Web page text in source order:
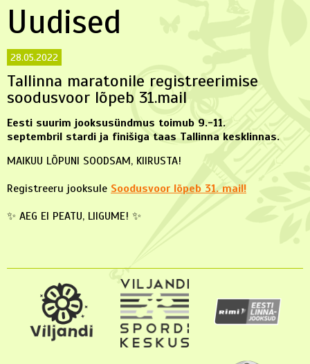
Uudised
28.05.2022
Tallinna maratonile registreerimise
soodusvoor lõpeb 31.mail
Eesti suurim jooksusündmus toimub 9.-11.
septembril stardi ja finišiga taas Tallinna kesklinnas.
MAIKUU LÕPUNI SOODSAM, KIIRUSTA!
Registreeru jooksule Soodusvoor lõpeb 31. mail!
✨ AEG EI PEATU, LIIGUME! ✨